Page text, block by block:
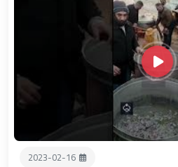
2023-02-16